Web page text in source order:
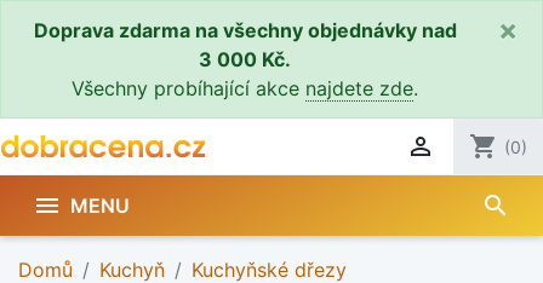
Doprava zdarma na všechny objednávky nad
3 000 Kč.
Všechny probíhající akce najdete zde.
×
 shopping_cart (0)
 MENU search
Domů Kuchyň
Kuchyňské dřezy